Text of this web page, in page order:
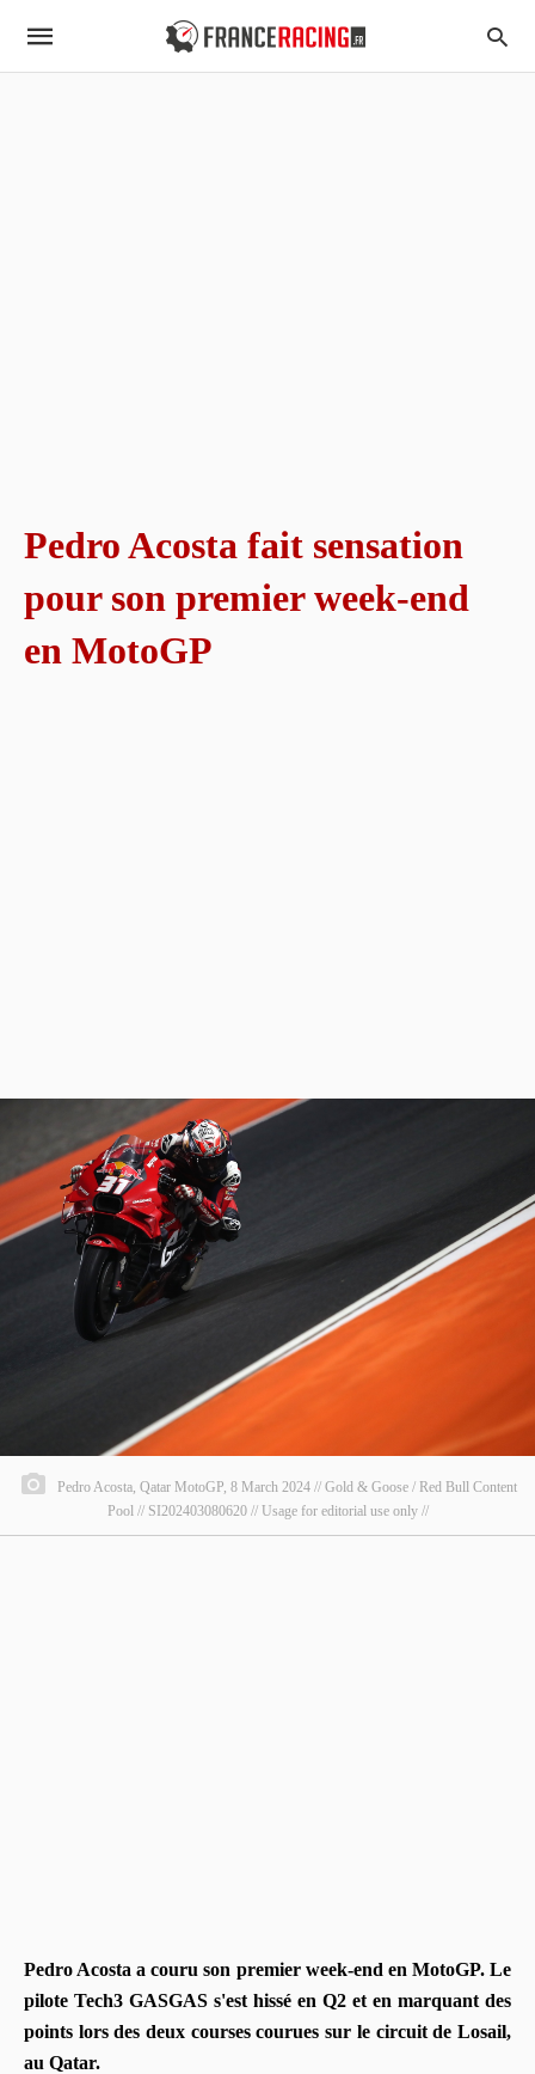
Pedro Acosta fait sensation
pour son premier week-end
en MotoGP
Pedro Acosta, Qatar MotoGP, 8 March 2024 // Gold & Goose / Red Bull Content
Pool // SI202403080620 // Usage for editorial use only //
Pedro Acosta a couru son premier week-end en MotoGP. Le
pilote Tech3 GASGAS s'est hissé en Q2 et en marquant des
points lors des deux courses courues sur le circuit de Losail,
au Qatar.